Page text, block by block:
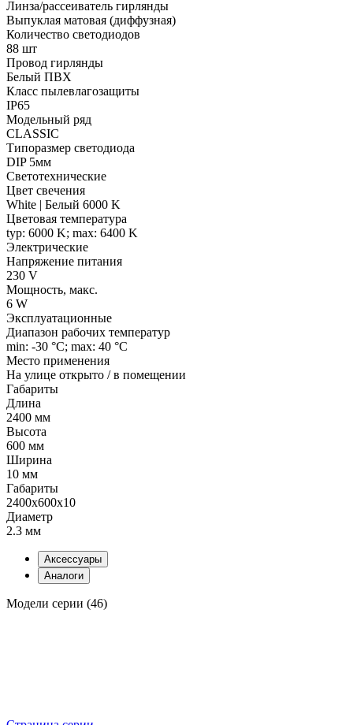
Линза/рассеиватель гирлянды
Выпуклая матовая (диффузная)
Количество светодиодов
88 шт
Провод гирлянды
Белый ПВХ
Класс пылевлагозащиты
IP65
Модельный ряд
CLASSIC
Типоразмер светодиода
DIP 5мм
Светотехнические
Цвет свечения
White | Белый 6000 K
Цветовая температура
typ: 6000 K; max: 6400 K
Электрические
Напряжение питания
230 V
Мощность, макс.
6 W
Эксплуатационные
Диапазон рабочих температур
min: -30 °C; max: 40 °C
Место применения
На улице открыто / в помещении
Габариты
Длина
2400 мм
Высота
600 мм
Ширина
10 мм
Габариты
2400x600x10
Диаметр
2.3 мм
Аксессуары
Аналоги
Модели серии (46)